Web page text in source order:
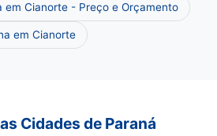
em Cianorte - Preço e Orçamento
em Cianorte
Cidades de Paraná